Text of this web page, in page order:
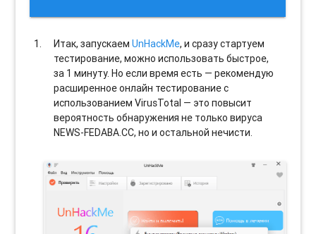
Итак, запускаемUnHackMe, и сразу стартуем
тестирование, можно использовать быстрое,
за 1 минуту. Но если время есть — рекомендую
расширенное онлайн тестирование с
использованием VirusTotal — это повысит
вероятность обнаружения не только вируса
NEWS-FEDABA.CC, но и остальной нечисти.